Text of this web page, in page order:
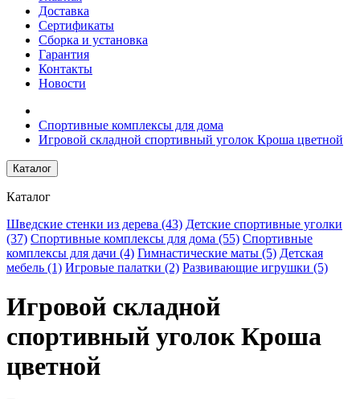
Доставка
Сертификаты
Сборка и установка
Гарантия
Контакты
Новости
Спортивные комплексы для дома
Игровой складной спортивный уголок Кроша цветной
Каталог
Каталог
Шведские стенки из дерева (43) Детские спортивные уголки
(37) Спортивные комплексы для дома (55) Спортивные
комплексы для дачи (4) Гимнастические маты (5) Детская
мебель (1) Игровые палатки (2) Развивающие игрушки (5)
Игровой складной
спортивный уголок Кроша
цветной